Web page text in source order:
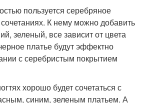
пользуется серебряное
К нему можно добавить
зеленый, все зависит от цвета
платье будут эффектно
с серебристым покрытием
хорошо будет сочетаться с
синим, зеленым платьем. А